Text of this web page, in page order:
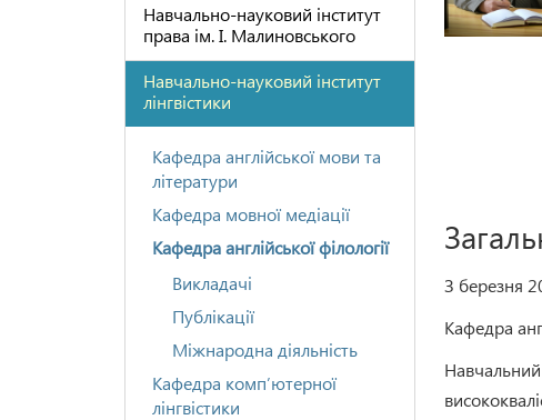
Навчально-науковий інститут
права ім. І. Малиновського
Навчально-науковий інститут
лінгвістики
Кафедра англійської мови та
літератури
Кафедра мовної медіації
Кафедра англійської філології
Викладачі
Публікації
Міжнародна діяльність
Кафедра комп’ютерної
лінгвістики
З березня
Кафедра
Навчальний